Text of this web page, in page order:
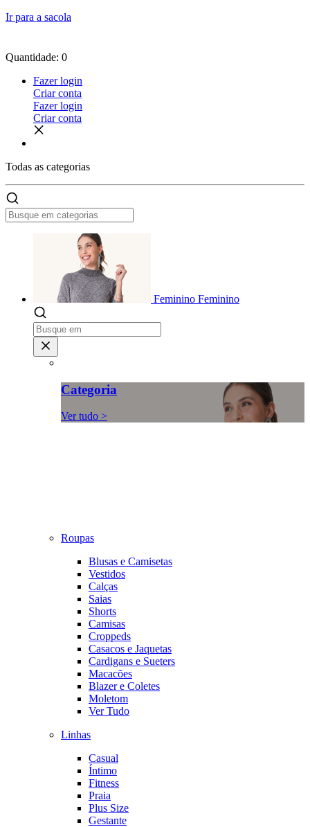
Ir para a sacola
Quantidade: 0
Fazer login
Criar conta
Fazer login
Criar conta
Todas as categorias
Feminino Feminino
Categoria
Ver tudo >
Roupas
Blusas e Camisetas
Vestidos
Calças
Saias
Shorts
Camisas
Croppeds
Casacos e Jaquetas
Cardigans e Sueters
Macacões
Blazer e Coletes
Moletom
Ver Tudo
Linhas
Casual
Íntimo
Fitness
Praia
Plus Size
Gestante